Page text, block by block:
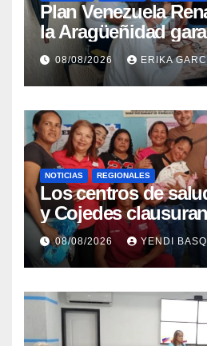
Plan Venezuela
la Aragüeñidad
atención médica
Aragua
08/08/2026 ERIKA
NOTICIAS REGIONALES
Los centros de
y Cojedes
Semana Mundial
Materna
08/08/2026 YENDI